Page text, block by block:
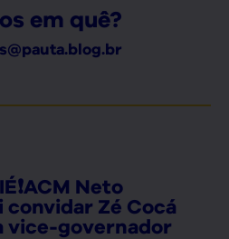
em quê?
Neto
Zé Cocá
vice-governador